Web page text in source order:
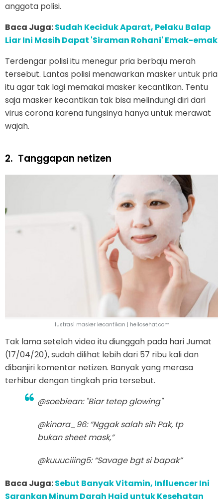
anggota polisi.
Baca Juga:Sudah Keciduk Aparat, Pelaku Balap
Liar Ini Masih Dapat 'Siraman Rohani' Emak-emak
Terdengar polisi itu menegur pria berbaju merah
tersebut. Lantas polisi menawarkan masker untuk pria
itu agar tak lagi memakai masker kecantikan. Tentu
saja masker kecantikan tak bisa melindungi diri dari
virus corona karena fungsinya hanya untuk merawat
wajah.
2. Tanggapan netizen
Ilustrasi masker kecantikan | hellosehat.com
Tak lama setelah video itu diunggah pada hari Jumat
(17/04/20), sudah dilihat lebih dari 57 ribu kali dan
dibanjiri komentar netizen. Banyak yang merasa
terhibur dengan tingkah pria tersebut.
@soebiean: "Biar tetep glowing"
@kinara_96: “Nggak salah sih Pak, tp
bukan sheet mask,”
@kuuuciiing5: “Savage bgt si bapak”
Baca Juga:Sebut Banyak Vitamin, Influencer Ini
Sarankan Minum Darah Haid untuk Kesehatan